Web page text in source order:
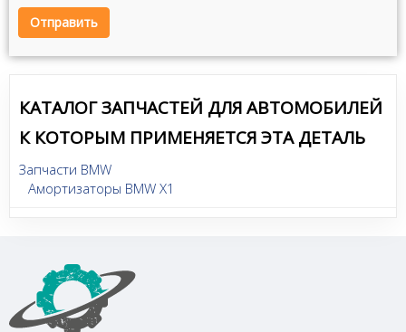
Отправить
КАТАЛОГ ЗАПЧАСТЕЙ ДЛЯ АВТОМОБИЛЕЙ
К КОТОРЫМ ПРИМЕНЯЕТСЯ ЭТА ДЕТАЛЬ
Запчасти BMW
Амортизаторы BMW X1